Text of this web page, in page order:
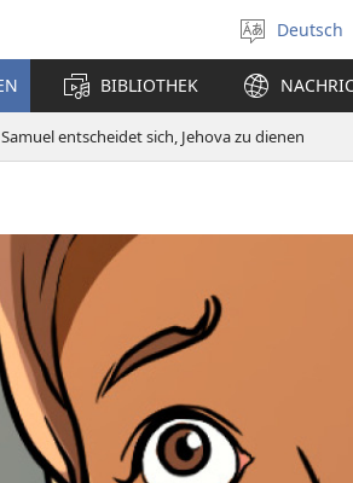
Sprache
Deutsch
BIBLIOTHEK
Samuel entscheidet sich, Jehova zu dienen